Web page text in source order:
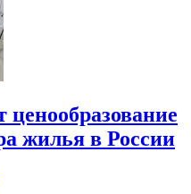
жилья в России